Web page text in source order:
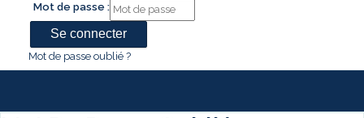
Mot de passe :
Mot de passe oublié ?